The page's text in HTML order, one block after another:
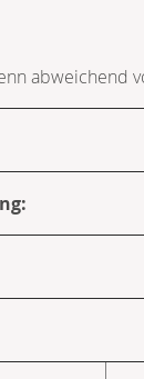
abweichend